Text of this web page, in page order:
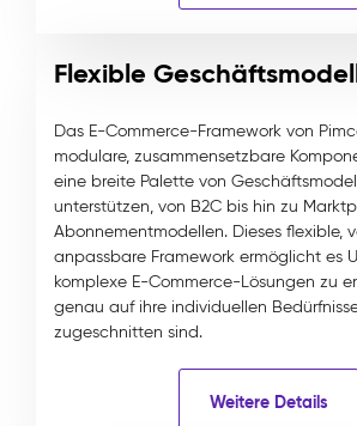
Flexible
Das E-Commerce-Framework von
modulare, zusammensetzbare
eine breite Palette von
unterstützen, von B2C bis hin zu
Abonnementmodellen. Dieses flexible,
anpassbare Framework ermöglicht es
komplexe E-Commerce-Lösungen zu
genau auf ihre individuellen
zugeschnitten sind.
Weitere Details